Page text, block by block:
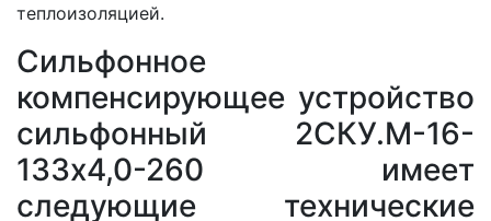
теплоизоляцией.
Сильфонное
компенсирующее устройство
сильфонный 2СКУ.М-16-
133x4,0-260 имеет
следующие технические